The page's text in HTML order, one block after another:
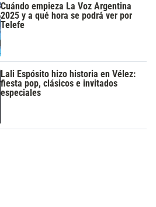
Cuándo empieza La Voz Argentina
2025 y a qué hora se podrá ver por
Telefe
Lali Espósito hizo historia en Vélez:
fiesta pop, clásicos e invitados
especiales